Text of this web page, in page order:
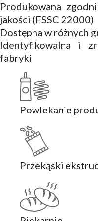
Produkowana
jakości (FSSC 22000)
Dostępna w różnych
Identyfikowalna i
fabryki
Powlekanie
Przekąski